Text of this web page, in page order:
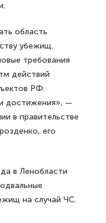
область
убежищ.
требования
действий
РФ.
достижения», —
в правительстве
его
в Ленобласти
на случай ЧС.